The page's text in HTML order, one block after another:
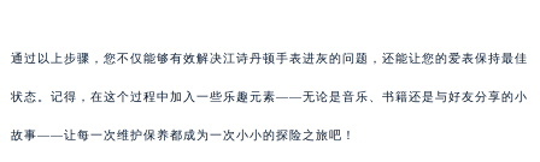
通过以上步骤，您不仅能够有效解决江诗丹顿手表进灰的问题，还能让您的爱表保持最佳
状态。记得，在这个过程中加入一些乐趣元素——无论是音乐、书籍还是与好友分享的小
故事——让每一次维护保养都成为一次小小的探险之旅吧！